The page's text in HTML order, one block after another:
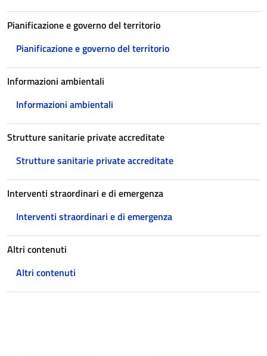
Pianificazione e governo del territorio
Pianificazione e governo del territorio
Informazioni ambientali
Informazioni ambientali
Strutture sanitarie private accreditate
Strutture sanitarie private accreditate
Interventi straordinari e di emergenza
Interventi straordinari e di emergenza
Altri contenuti
Altri contenuti